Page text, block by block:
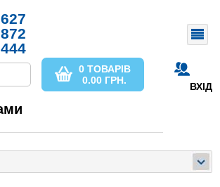
ВХІД
0 ТОВАРІВ
0.00 ГРН.